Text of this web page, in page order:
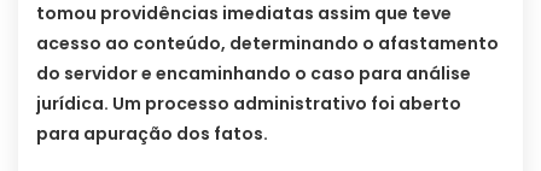
tomou providências imediatas assim que teve
acesso ao conteúdo, determinando o afastamento
do servidor e encaminhando o caso para análise
jurídica. Um processo administrativo foi aberto
para apuração dos fatos.